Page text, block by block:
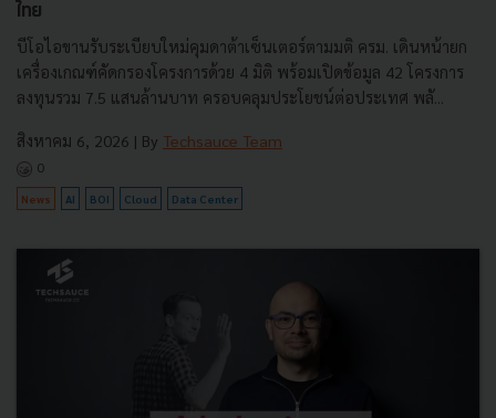
ไทย
บีโอไอขานรับระเบียบใหม่คุมดาต้าเซ็นเตอร์ตามมติ ครม. เดินหน้ายก
เครื่องเกณฑ์คัดกรองโครงการด้วย 4 มิติ พร้อมเปิดข้อมูล 42 โครงการ
ลงทุนรวม 7.5 แสนล้านบาท ครอบคลุมประโยชน์ต่อประเทศ พลั...
สิงหาคม 6, 2026 | By Techsauce Team
0
News AI BOI Cloud Data Center